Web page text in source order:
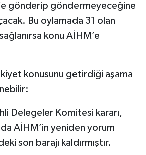
gönderip göndermeyeceğine
Bu oylamada 31 olan
konu AİHM’e
konusunu getirdiği aşama
Delegeler Komitesi kararı,
AİHM’in yeniden yorum
son barajı kaldırmıştır.